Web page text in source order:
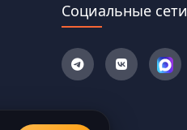
Социальные сети